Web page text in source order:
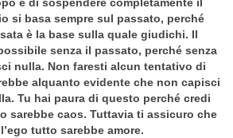
si basa sempre sul passato, perché
è la base sulla quale giudichi. Il
senza il passato, perché senza
nulla. Non faresti alcun tentativo di
alquanto evidente che non capisci
Tu hai paura di questo perché credi
sarebbe caos. Tuttavia ti assicuro che
tutto sarebbe amore.